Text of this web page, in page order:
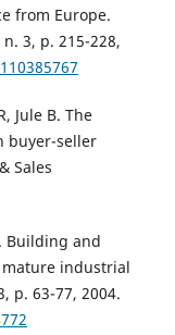
from Europe.
3, p. 215-228,
Jule B. The
buyer-seller
Sales
Building and
industrial
p. 63-77, 2004.